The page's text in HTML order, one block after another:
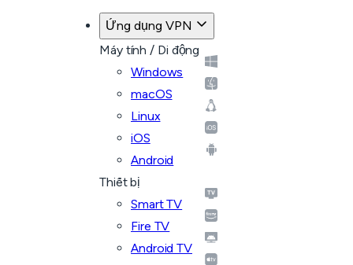
Ứng dụng VPN
Máy tính / Di động
Windows
macOS
Linux
iOS
Android
Thiết bị
Smart TV
Fire TV
Android TV
Quay lại các kế hoạch